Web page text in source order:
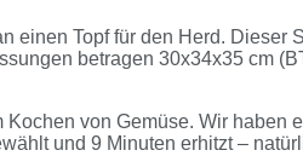
Topf für den Herd. Dieser
betragen 30x34x35 cm
von Gemüse. Wir haben
und 9 Minuten erhitzt –